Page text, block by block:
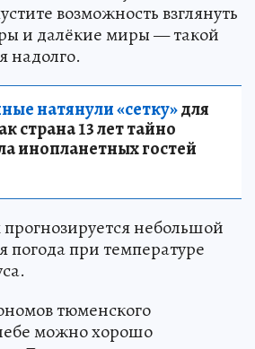
возможность взглянуть
и далёкие миры — такой
надолго.
натянули «сетку»для
страна 13 лет тайно
инопланетных гостей
небольшой
погода при температуре
тюменского
можно хорошо